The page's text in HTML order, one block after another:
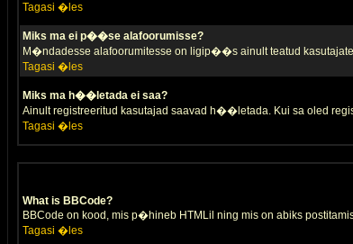
Tagasi �les
Miks ma ei p��se alafoorumisse?
M�ndadesse alafoorumitesse on ligip��s ainult teatud
Tagasi �les
Miks ma h��letada ei saa?
Ainult registreeritud kasutajad saavad h��letada. Kui sa oled
Tagasi �les
What is BBCode?
BBCode on kood, mis p�hineb HTMLil ning mis on abiks
Tagasi �les